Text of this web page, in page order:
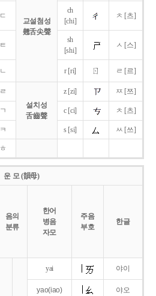
교설첨성
翹舌尖聲
ㄷ
ch
[chi]
ㅊ [츠]
ㅌ
sh
[shi]
ㅅ [스]
ㄴ r [ri] ㄖ ㄹ [르]
ㄹ
설치성
舌齒聲
z [zi] ㅉ [쯔]
ㄱ c [ci] ㅊ [츠]
ㅋ s [si] ㅆ [쓰]
ㅎ
운 모 (韻母)
음의
분류
한어
병음
자모
주음
부호
한글
yai 야이
yao(iao) 야오